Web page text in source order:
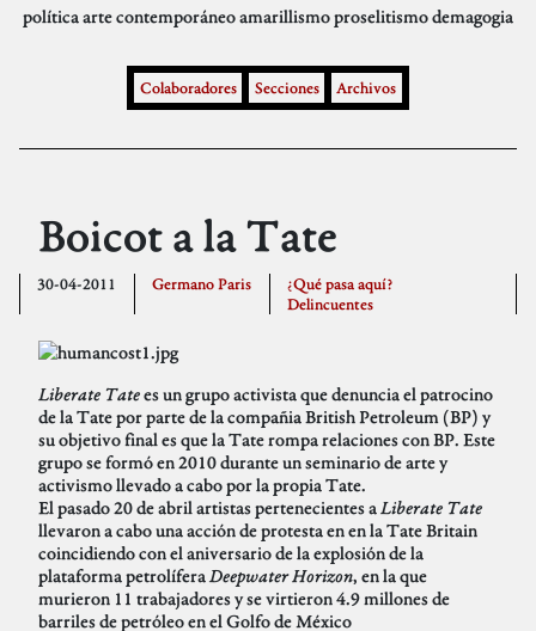
políticaarte contemporáneoamarillismoproselitismodemagogia
Colaboradores Secciones Archivos
Boicot a la Tate
30-04-2011 Germano Paris
¿Qué pasa aquí?
Delincuentes
Liberate Tatees un grupo activista que denuncia el patrocino
de la Tate por parte de la compañia British Petroleum (BP) y
su objetivo final es que la Tate rompa relaciones con BP. Este
grupo se formó en 2010 durante un seminario de arte y
activismo llevado a cabo por la propia Tate.
El pasado 20 de abril artistas pertenecientes aLiberate Tate
llevaron a cabo una acción de protesta en en la Tate Britain
coincidiendo con el aniversario de la explosión de la
plataforma petrolíferaDeepwater Horizon, en la que
murieron 11 trabajadores y se virtieron 4.9 millones de
barriles de petróleo en el Golfo de México